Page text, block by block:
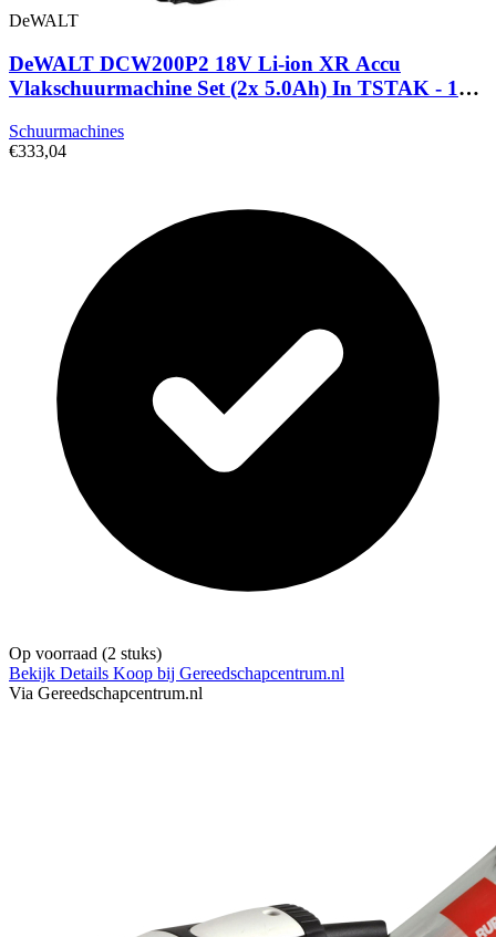
DeWALT
DeWALT DCW200P2 18V Li-ion XR Accu
Vlakschuurmachine Set (2x 5.0Ah) In TSTAK - 140
Schuurmachines
€333,04
Op voorraad (2 stuks)
Bekijk Details Koop bij Gereedschapcentrum.nl
Via Gereedschapcentrum.nl